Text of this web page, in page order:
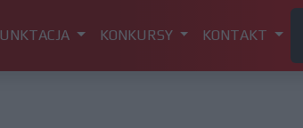
KONKURSY KONTAKT